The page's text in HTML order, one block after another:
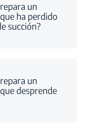
un
ha perdido
succión?
un
desprende